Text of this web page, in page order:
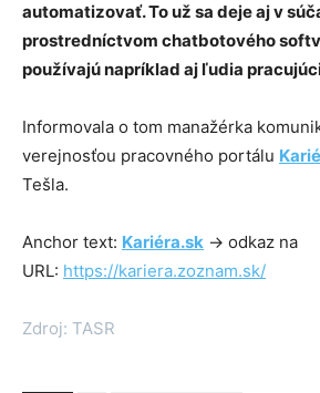
automatizovať. To už sa deje aj v
prostredníctvom chatbotového
používajú napríklad aj ľudia
Informovala o tom manažérka
verejnosťou pracovného portálu
Tešla.
Anchor text: Kariéra.sk → odkaz na
URL: https://kariera.zoznam.sk/
Zdroj: TASR